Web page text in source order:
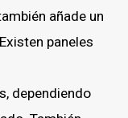
añade un
paneles
dependiendo